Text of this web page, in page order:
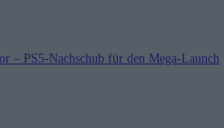
– PS5-Nachschub für den Mega-Launch